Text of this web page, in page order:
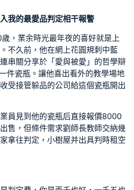
我的最愛品判定相干報警
，業余時光最年夜的喜好就是上
不久前，他在網上花圓規刺中藍
串關分享於「愛與被愛」的哲學辯
件瓷瓶。讓他喜出看外的教學場地
受接管躲品的公司給這個瓷瓶開出
員見到他的瓷瓶后直接報價8000
售，但條件需求劉師長教師交納幾
拿往判定， 小樹屋并出具判 時租空